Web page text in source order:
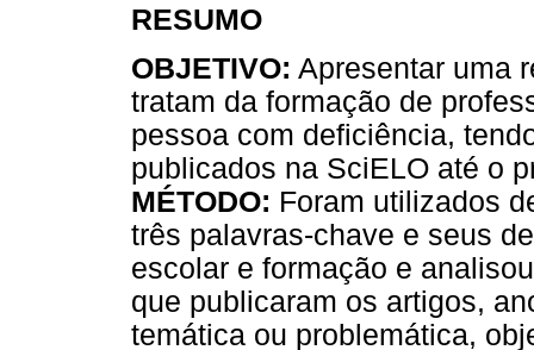
RESUMO
OBJETIVO: Apresentar uma
tratam da formação de
pessoa com deficiência,
publicados na SciELO até o
MÉTODO: Foram utilizados
três palavras-chave e seus
escolar e formação e
que publicaram os artigos,
temática ou problemática,